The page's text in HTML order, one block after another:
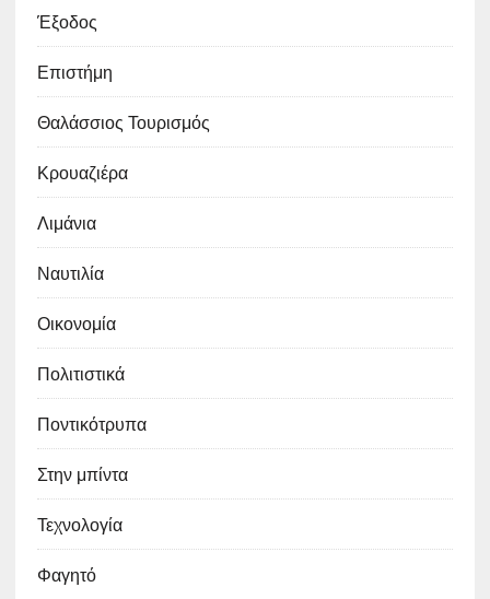
Έξοδος
Επιστήμη
Θαλάσσιος Τουρισμός
Κρουαζιέρα
Λιμάνια
Ναυτιλία
Οικονομία
Πολιτιστικά
Ποντικότρυπα
Στην μπίντα
Τεχνολογία
Φαγητό